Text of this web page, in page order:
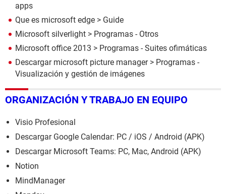
apps
Que es microsoft edge > Guide
Microsoft silverlight > Programas - Otros
Microsoft office 2013 > Programas - Suites ofimáticas
Descargar microsoft picture manager> Programas -
Visualización y gestión de imágenes
ORGANIZACIÓN Y TRABAJO EN EQUIPO
Visio Profesional
Descargar Google Calendar: PC / iOS / Android (APK)
Descargar Microsoft Teams: PC, Mac, Android (APK)
Notion
MindManager